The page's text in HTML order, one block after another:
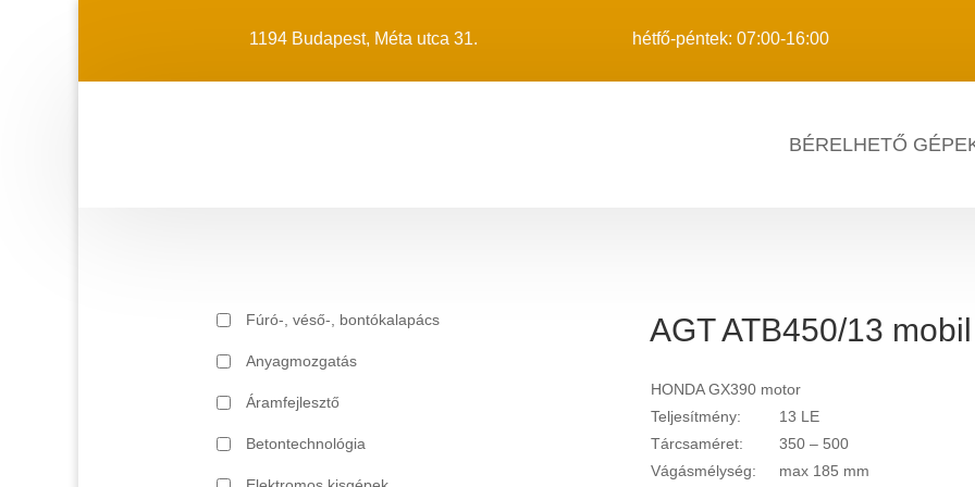
1194 Budapest, Méta utca 31. hétfő-péntek: 07:00-16:00
BÉRELHETŐ
Fúró-, véső-, bontókalapács
Anyagmozgatás
Áramfejlesztő
Betontechnológia
AGT ATB450/13
HONDA GX390 motor
Teljesítmény:
13 LE
Tárcsaméret:
350 – 500
Vágásmélység:
max 185 mm